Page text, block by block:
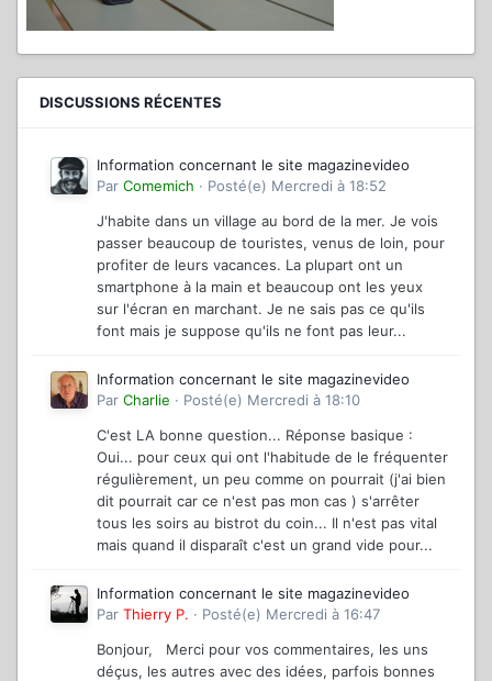
DISCUSSIONS RÉCENTES
Information concernant le site magazinevideo
Par Comemich · Posté(e) Mercredi à 18:52
J'habite dans un village au bord de la mer. Je vois
passer beaucoup de touristes, venus de loin, pour
profiter de leurs vacances. La plupart ont un
smartphone à la main et beaucoup ont les yeux
sur l'écran en marchant. Je ne sais pas ce qu'ils
font mais je suppose qu'ils ne font pas leur...
Information concernant le site magazinevideo
Par Charlie · Posté(e) Mercredi à 18:10
C'est LA bonne question... Réponse basique :
Oui... pour ceux qui ont l'habitude de le fréquenter
régulièrement, un peu comme on pourrait (j'ai bien
dit pourrait car ce n'est pas mon cas ) s'arrêter
tous les soirs au bistrot du coin... Il n'est pas vital
mais quand il disparaît c'est un grand vide pour...
Information concernant le site magazinevideo
Par Thierry P. · Posté(e) Mercredi à 16:47
Bonjour, Merci pour vos commentaires, les uns
déçus, les autres avec des idées, parfois bonnes